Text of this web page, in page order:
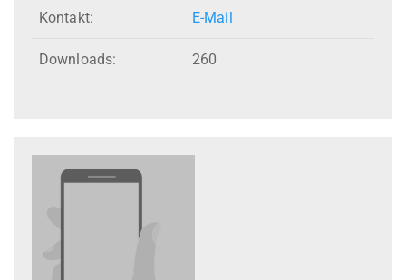
Kontakt: E-Mail
Downloads: 260